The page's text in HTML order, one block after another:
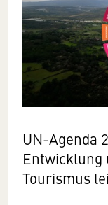
UN-Agenda
Entwicklung
Tourismus